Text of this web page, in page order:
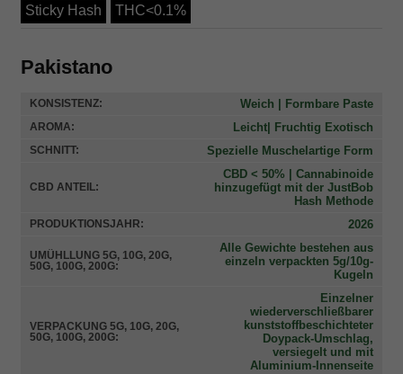
auf
Sticky Hash
THC<0.1%
Pakistano
KONSISTENZ: Weich | Formbare Paste
AROMA: Leicht| Fruchtig Exotisch
SCHNITT: Spezielle Muschelartige Form
CBD ANTEIL:
CBD < 50% | Cannabinoide
hinzugefügt mit der JustBob
Hash Methode
PRODUKTIONSJAHR: 2026
UMÜHLLUNG 5G, 10G, 20G,
50G, 100G, 200G:
Alle Gewichte bestehen aus
einzeln verpackten 5g/10g-
Kugeln
VERPACKUNG 5G, 10G, 20G,
50G, 100G, 200G:
Einzelner
wiederverschließbarer
kunststoffbeschichteter
Doypack-Umschlag,
versiegelt und mit
Aluminium-Innenseite